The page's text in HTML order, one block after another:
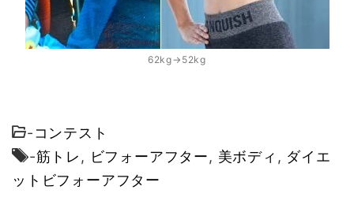
62kg→52kg
-コンテスト
-筋トレ , ビフォーアフター, 美ボディ , ダイエ
ットビフォーアフター